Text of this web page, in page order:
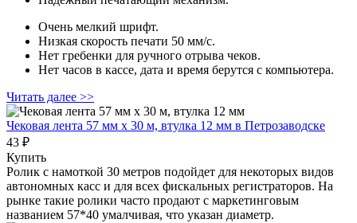
Очень мелкий шрифт.
Низкая скорость печати 50 мм/с.
Нет гребенки для ручного отрыва чеков.
Нет часов в кассе, дата и время берутся с компьютера.
Читать далее >>
Чековая лента 57 мм x 30 м, втулка 12 мм в Петрозаводске
43 ₽
Купить
Ролик с намоткой 30 метров подойдет для некоторых видов
автономных касс и для всех фискальных регистраторов. На
рынке такие ролики часто продают с маркетинговым
названием 57*40 умалчивая, что указан диаметр.